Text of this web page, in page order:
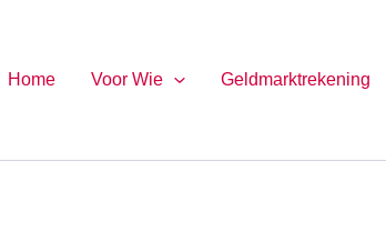
Home Voor Wie Geldmarktrekening